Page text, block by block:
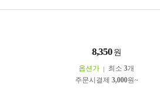
8,350 원
옵션가 최소 3개
주문시결제 3,000원~